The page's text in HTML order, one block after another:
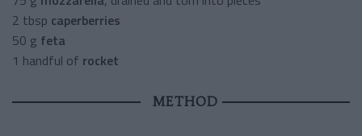
2 tbsp caperberries
50 g feta
1 handful of rocket
METHOD